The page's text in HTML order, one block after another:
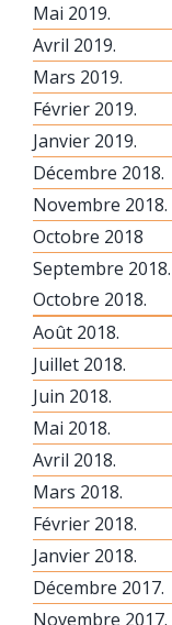
Mai 2019.
Avril 2019.
Mars 2019.
Février 2019.
Janvier 2019.
Décembre 2018.
Novembre 2018.
Octobre 2018
Septembre 2018.
Octobre 2018.
Août 2018.
Juillet 2018.
Juin 2018.
Mai 2018.
Avril 2018.
Mars 2018.
Février 2018.
Janvier 2018.
Décembre 2017.
Novembre 2017.